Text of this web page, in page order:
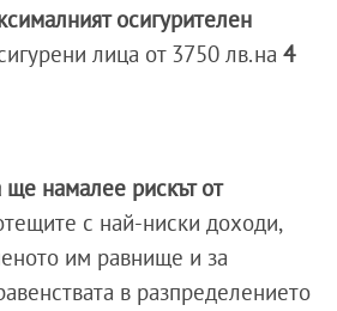
осигурителен
лица от 3750 лв.на 4
ще намалее рискът от
с най-ниски доходи,
им равнище и за
в разпределението